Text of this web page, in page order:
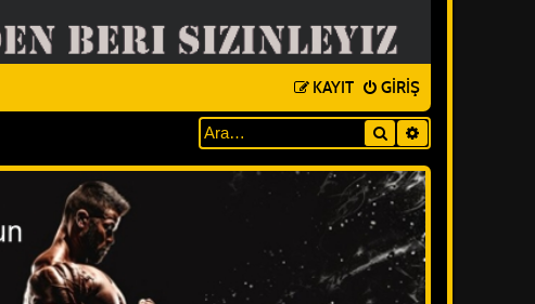
GIRIŞ
KAYIT
Ara